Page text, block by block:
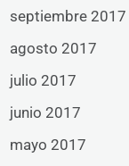
septiembre 2017
agosto 2017
julio 2017
junio 2017
mayo 2017